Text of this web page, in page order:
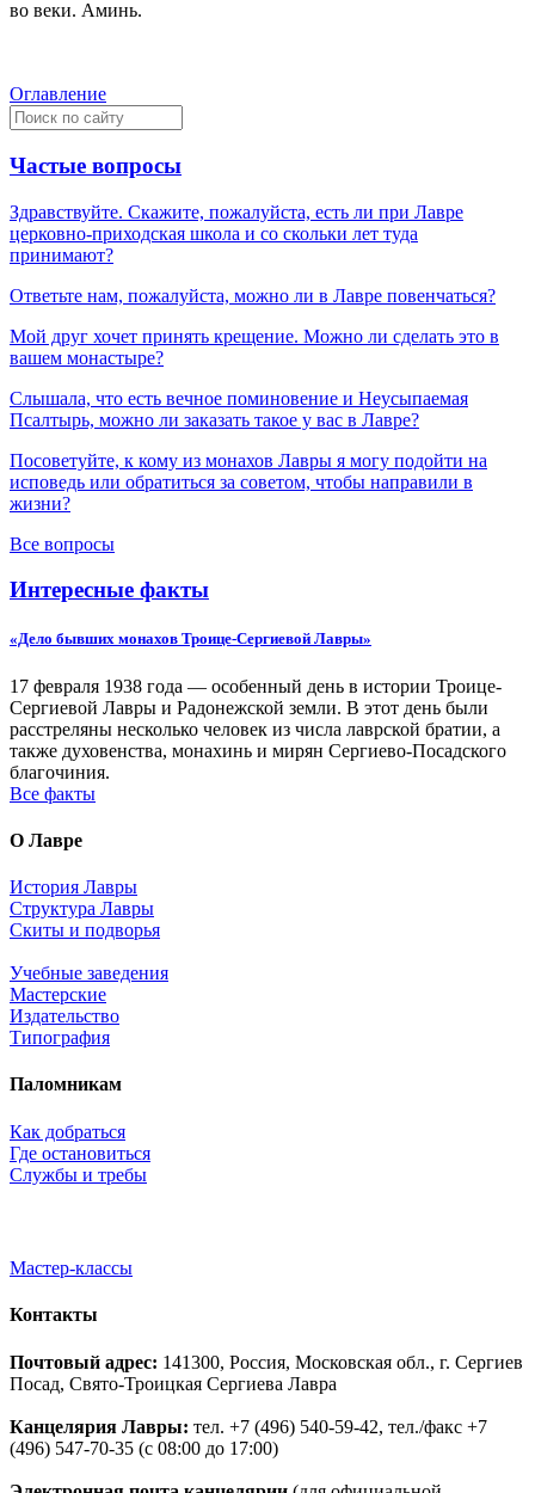
во веки. Аминь.
Оглавление
Частые вопросы
Здравствуйте. Скажите, пожалуйста, есть ли при Лавре
церковно-приходская школа и со скольки лет туда
принимают?
Ответьте нам, пожалуйста, можно ли в Лавре повенчаться?
Мой друг хочет принять крещение. Можно ли сделать это в
вашем монастыре?
Слышала, что есть вечное поминовение и Неусыпаемая
Псалтырь, можно ли заказать такое у вас в Лавре?
Посоветуйте, к кому из монахов Лавры я могу подойти на
исповедь или обратиться за советом, чтобы направили в
жизни?
Все вопросы
Интересные факты
«Дело бывших монахов Троице-Сергиевой Лавры»
17 февраля 1938 года — особенный день в истории Троице-
Сергиевой Лавры и Радонежской земли. В этот день были
расстреляны несколько человек из числа лаврской братии, а
также духовенства, монахинь и мирян Сергиево-Посадского
благочиния.
Все факты
О Лавре
История Лавры
Структура Лавры
Скиты и подворья
Учебные заведения
Мастерские
Издательство
Типография
Паломникам
Как добраться
Где остановиться
Службы и требы
Мастер-классы
Контакты
Почтовый адрес: 141300, Россия, Московская обл., г. Сергиев
Посад, Свято-Троицкая Сергиева Лавра
Канцелярия Лавры: тел. +7 (496) 540-59-42, тел./факс +7
(496) 547-70-35 (с 08:00 до 17:00)